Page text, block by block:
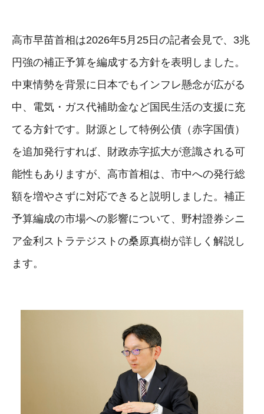
高市早苗首相は2026年5月25日の記者会見で、3兆
円強の補正予算を編成する方針を表明しました。
中東情勢を背景に日本でもインフレ懸念が広がる
中、電気・ガス代補助金など国民生活の支援に充
てる方針です。財源として特例公債（赤字国債）
を追加発行すれば、財政赤字拡大が意識される可
能性もありますが、高市首相は、市中への発行総
額を増やさずに対応できると説明しました。補正
予算編成の市場への影響について、野村證券シニ
ア金利ストラテジストの桑原真樹が詳しく解説し
ます。